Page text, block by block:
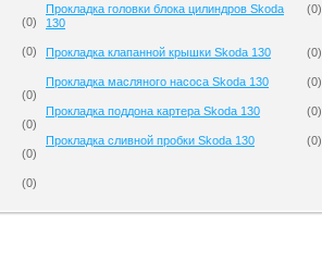
(0)
(0)
(0)
(0)
(0)
(0)
Прокладка головки блока цилиндров Skoda
130
(0)
Прокладка клапанной крышки Skoda 130 (0)
Прокладка масляного насоса Skoda 130 (0)
Прокладка поддона картера Skoda 130 (0)
Прокладка сливной пробки Skoda 130 (0)